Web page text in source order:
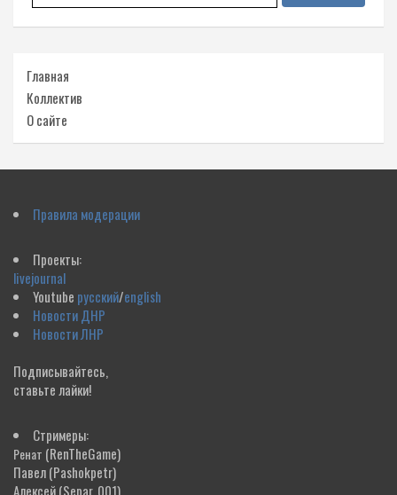
Главная
Коллектив
О сайте
Правила модерации
Проекты:
livejournal
Youtube русский/english
Новости ДНР
Новости ЛНР
Подписывайтесь,
ставьте лайки!
Стримеры:
Ренат (RenTheGame)
Павел(Pashokpetr)
Алексей(Separ_001)